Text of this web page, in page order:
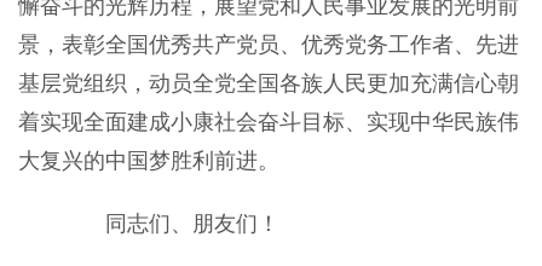
懈奋斗的光辉历程，展望党和人民事业发展的光明前
景，表彰全国优秀共产党员、优秀党务工作者、先进
基层党组织，动员全党全国各族人民更加充满信心朝
着实现全面建成小康社会奋斗目标、实现中华民族伟
大复兴的中国梦胜利前进。
同志们、朋友们！